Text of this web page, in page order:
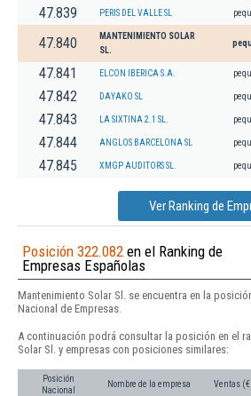
47.839 PERIS DEL VALLE SL
47.840
MANTENIMIENTO SOLAR
SL.
47.841 ELCON IBERICA S.A.
47.842 DAYAKO SL
47.843 LA SIXTINA 2.1 SL.
47.844 ANGLOS BARCELONA SL
47.845 XMGP AUDITORS SL.
Ver Ranking de
Posición 322.082 en el Ranking de
Empresas Españolas
Mantenimiento Solar Sl. se encuentra en la
Nacional de Empresas.
A continuación podrá consultar la posición en el
Solar Sl. y empresas con posiciones similares:
Posición
Nacional
Nombre de la empresa Ventas